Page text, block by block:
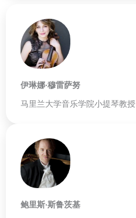
伊琳娜·穆雷萨努
马里兰大学音乐学院小提琴教授
鲍里斯·斯鲁茨基